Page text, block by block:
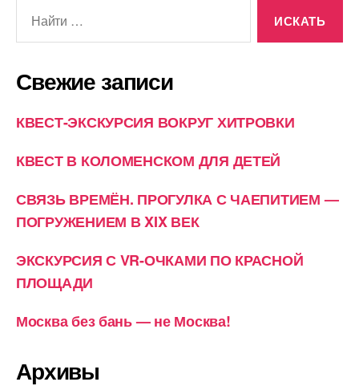
Свежие записи
КВЕСТ-ЭКСКУРСИЯ ВОКРУГ ХИТРОВКИ
КВЕСТ В КОЛОМЕНСКОМ ДЛЯ ДЕТЕЙ
СВЯЗЬ ВРЕМЁН. ПРОГУЛКА С ЧАЕПИТИЕМ —
ПОГРУЖЕНИЕМ В XIX ВЕК
ЭКСКУРСИЯ С VR-ОЧКАМИ ПО КРАСНОЙ
ПЛОЩАДИ
Москва без бань — не Москва!
Архивы